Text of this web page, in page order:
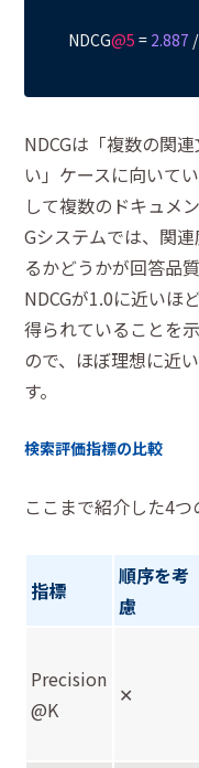
NDCG@5 = 2.887 /
NDCGは「複数の関
い」ケースに向いて
して複数のドキュメ
Gシステムでは、関
るかどうかが回答品
NDCGが1.0に近いほ
得られていることを
ので、ほぼ理想に近
す。
検索評価指標の比較
ここまで紹介した4つ
指標
順序を考
慮
Precision
@K
✕